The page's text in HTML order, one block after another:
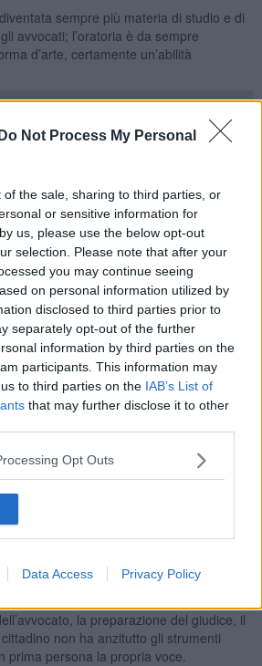
Do Not Process My Personal
of the sale, sharing to third parties, or
or sensitive information for
us, please use the below opt-out
selection. Please note that after your
you may continue seeing
on personal information utilized by
disclosed to third parties prior to
separately opt-out of the further
information by third parties on the
participants. This information may
to third parties on the IAB’s List of
that may further disclose it to other
Opt Outs
Data Access Privacy Policy
sempre più materia di studio e di
avvocati; l’oratoria è da sempre
d’arte, certamente un’abilità
mio lavoro mi ha insegnato che questo
davvero uguale per tutti.
nostra costituzione riconosce ad ogni
soprattutto per difendere le proprie
solo quella giudiziaria, rischia di essere
di intenti, se non è garantito
quotidiano del mio lavoro, l’incontro
il mio studio che nelle aule di giustizia,
convinzione – che la mancanza di
sia tra le principali cause di
alla tutela dei diritti e all’applicazione del
persona offesa da un reato, che nello
penale veste i panni del principale
assistere alla frustrazione di chi non è
sia accaduto, di descrivere il disagio
oltre il singolo evento, di ricostruire la
essere accusato della commissione di un
la preparazione del giudice, il
non ha anzitutto gli strumenti
prima persona la propria voce.